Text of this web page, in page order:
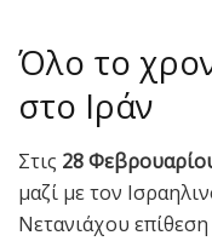
Όλο το
στο Ιράν
Στις 28
μαζί με τον
Νετανιάχου